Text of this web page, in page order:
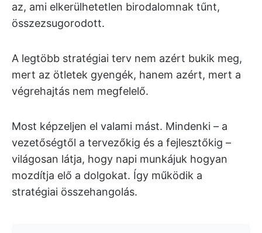
az, ami elkerülhetetlen birodalomnak tűnt,
összezsugorodott.
A legtöbb stratégiai terv nem azért bukik meg,
mert az ötletek gyengék, hanem azért, mert a
végrehajtás nem megfelelő.
Most képzeljen el valami mást. Mindenki – a
vezetőségtől a tervezőkig és a fejlesztőkig –
világosan látja, hogy napi munkájuk hogyan
mozdítja elő a dolgokat. Így működik a
stratégiai összehangolás.